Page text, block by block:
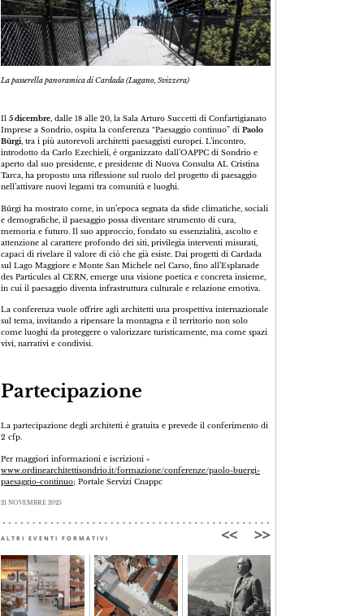
La passerella panoramica di Cardada (Lugano, Svizzera)
Il5 dicembre, dalle 18 alle 20, la Sala Arturo Succetti di Confartigianato
Imprese a Sondrio, ospita la conferenza “Paesaggio continuo” diPaolo
Bürgi, tra i più autorevoli architetti paesaggisti europei. L’incontro,
introdotto da Carlo Ezechieli, è organizzato dall’OAPPC di Sondrio e
aperto dal suo presidente, e presidente di Nuova Consulta AL Cristina
Tarca, ha proposto una riflessione sul ruolo del progetto di paesaggio
nell’attivare nuovi legami tra comunità e luoghi.
Bürgi ha mostrato come, in un’epoca segnata da sfide climatiche, sociali
e demografiche, il paesaggio possa diventare strumento di cura,
memoria e futuro. Il suo approccio, fondato su essenzialità, ascolto e
attenzione al carattere profondo dei siti, privilegia interventi misurati,
capaci di rivelare il valore di ciò che già esiste. Dai progetti di Cardada
sul Lago Maggiore e Monte San Michele nel Carso, fino all’Esplanade
des Particules al CERN, emerge una visione poetica e concreta insieme,
in cui il paesaggio diventa infrastruttura culturale e relazione emotiva.
La conferenza vuole offrire agli architetti una prospettiva internazionale
sul tema, invitando a ripensare la montagna e il territorio non solo
come luoghi da proteggere o valorizzare turisticamente, ma come spazi
vivi, narrativi e condivisi.
Partecipazione
La partecipazione degli architetti è gratuita e prevede il conferimento di
2 cfp.
Per maggiori informazioni e iscrizioni »
www.ordinearchitettisondrio.it/formazione/conferenze/paolo-buergi-
paesaggio-continuo; Portale Servizi Cnappc
21 NOVEMBRE 2025
ALTRI EVENTI FORMATIVI